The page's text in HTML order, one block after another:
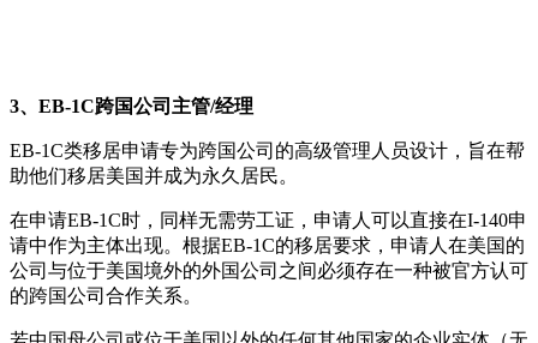
3、EB-1C跨国公司主管/经理
EB-1C类移居申请专为跨国公司的高级管理人员设计，旨在帮
助他们移居美国并成为永久居民。
在申请EB-1C时，同样无需劳工证，申请人可以直接在I-140申
请中作为主体出现。根据EB-1C的移居要求，申请人在美国的
公司与位于美国境外的外国公司之间必须存在一种被官方认可
的跨国公司合作关系。